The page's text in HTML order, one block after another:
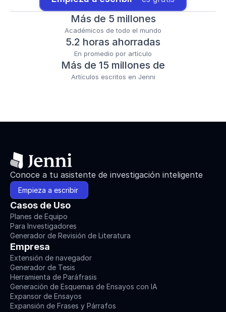
Más de 5 millones
Académicos de todo el mundo
5.2 horas ahorradas
En promedio por artículo
Más de 15 millones de
Artículos escritos en Jenni
Conoce a tu asistente de investigación inteligente
Empieza a escribir
Casos de Uso
Planes de Equipo
Para Investigadores
Generador de Revisión de Literatura
Empresa
Extensión de navegador
Generador de Tesis
Herramienta de Paráfrasis
Generación de Esquemas de Ensayos con IA
Expansor de Ensayos
Expansión de Frases y Párrafos